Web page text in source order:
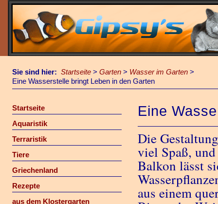
Sie sind hier: Startseite > Garten > Wasser im Garten >
Eine Wasserstelle bringt Leben in den Garten
Startseite
Aquaristik
Terraristik
Tiere
Griechenland
Rezepte
aus dem Klostergarten
Eine
Die
viel Spaß,
Balkon lässt
aus einem